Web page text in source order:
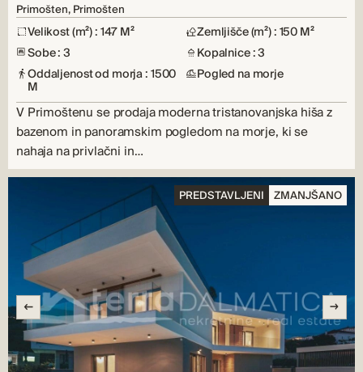
Primošten, Primošten
Velikost (m²) : 147 M²
Zemljišče (m²) : 150 M²
Sobe : 3
Kopalnice : 3
Oddaljenost od morja : 1500
M
Pogled na morje
V Primoštenu se prodaja moderna tristanovanjska hiša z
bazenom in panoramskim pogledom na morje, ki se
nahaja na privlačni in…
PREDSTAVLJENI ZMANJŠANO